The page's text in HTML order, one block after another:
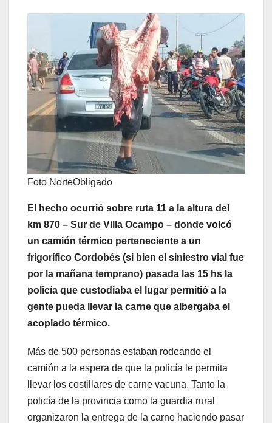
Foto NorteObligado
El hecho ocurrió sobre ruta 11 a la altura del
km 870 – Sur de Villa Ocampo – donde volcó
un camión térmico perteneciente a un
frigorífico Cordobés (si bien el siniestro vial fue
por la mañana temprano) pasada las 15 hs la
policía que custodiaba el lugar permitió a la
gente pueda llevar la carne que albergaba el
acoplado térmico.
Más de 500 personas estaban rodeando el
camión a la espera de que la policía le permita
llevar los costillares de carne vacuna. Tanto la
policía de la provincia como la guardia rural
organizaron la entrega de la carne haciendo pasar